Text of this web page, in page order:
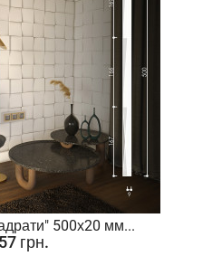
500х20 мм...
грн.